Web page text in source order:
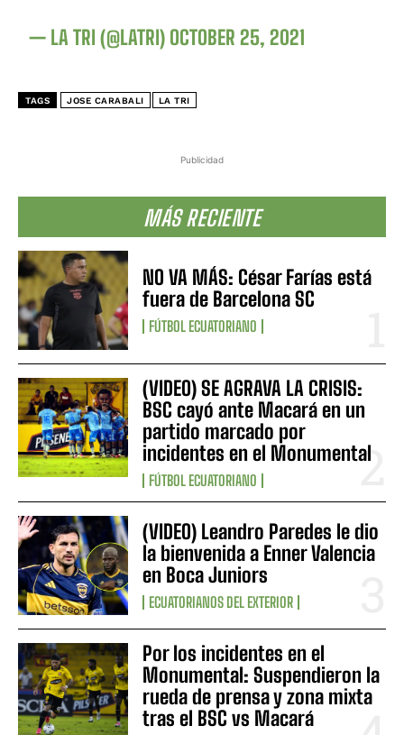
Publicidad
MÁS RECIENTE
NO VA MÁS: César Farías está
fuera de Barcelona SC
FÚTBOL ECUATORIANO
(VIDEO) SE AGRAVA LA CRISIS:
BSC cayó ante Macará en un
partido marcado por
incidentes en el Monumental
FÚTBOL ECUATORIANO
(VIDEO) Leandro Paredes le dio
la bienvenida a Enner Valencia
en Boca Juniors
ECUATORIANOS DEL EXTERIOR
Por los incidentes en el
Monumental: Suspendieron la
rueda de prensa y zona mixta
tras el BSC vs Macará
— LA TRI (@LATRI) OCTOBER 25, 2021
TAGS JOSE CARABALI LA TRI